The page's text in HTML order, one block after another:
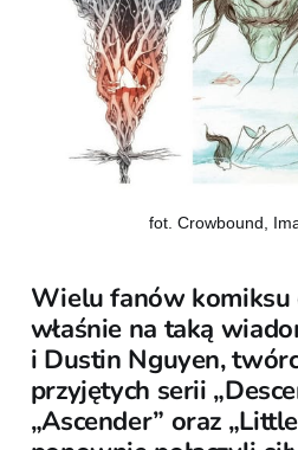
fot. Crowbound,
Wielu fanów komiksu
właśnie na taką
i Dustin Nguyen,
przyjętych serii
„Ascender” oraz